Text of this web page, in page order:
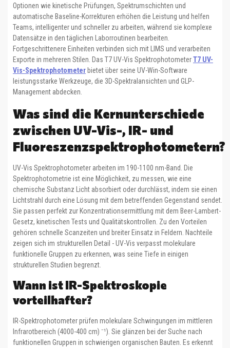
Optionen wie kinetische Prüfungen, Spektrumschichten und
automatische Baseline-Korrekturen erhöhen die Leistung und helfen
Teams, intelligenter und schneller zu arbeiten, während sie komplexe
Datensätze in den täglichen Laborroutinen bearbeiten.
Fortgeschrittenere Einheiten verbinden sich mit LIMS und verarbeiten
Exporte in mehreren Stilen. Das T7 UV-Vis SpektrophotometerT7 UV-
Vis-Spektrophotometer bietet über seine UV-Win-Software
leistungsstarke Werkzeuge, die 3D-Spektralansichten und GLP-
Management abdecken.
Was sind die Kernunterschiede
zwischen UV-Vis-, IR- und
Fluoreszenzspektrophotometern?
UV-Vis Spektrophotometer arbeiten im 190-1100 nm-Band. Die
Spektrophotometrie ist eine Möglichkeit, zu messen, wie eine
chemische Substanz Licht absorbiert oder durchlässt, indem sie einen
Lichtstrahl durch eine Lösung mit dem betreffenden Gegenstand sendet.
Sie passen perfekt zur Konzentrationsermittlung mit dem Beer-Lambert-
Gesetz, kinetischen Tests und Qualitätskontrollen. Zu den Vorteilen
gehören schnelle Scanzeiten und breiter Einsatz in Feldern. Nachteile
zeigen sich im strukturellen Detail - UV-Vis verpasst molekulare
funktionelle Gruppen zu erkennen, was seine Tiefe in einigen
strukturellen Studien begrenzt.
Wann ist IR-Spektroskopie
vorteilhafter?
IR-Spektrophotometer prüfen molekulare Schwingungen im mittleren
Infrarotbereich (4000-400 cm) ⁻¹). Sie glänzen bei der Suche nach
funktionellen Gruppen in schwierigen organischen Bauten. Es erkennt